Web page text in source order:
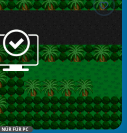
NÜR FÜR PC